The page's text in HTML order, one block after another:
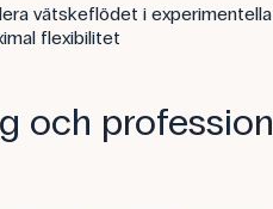
vätskeflödet i experimentella
flexibilitet
och